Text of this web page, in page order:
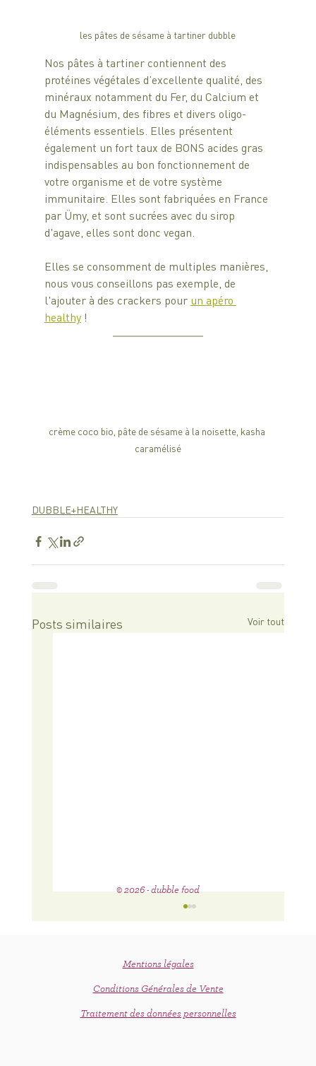
les pâtes de sésame à tartiner dubble
Nos pâtes à tartiner contiennent des
protéines végétales d’excellente qualité, des
minéraux notamment du Fer, du Calcium et
du Magnésium, des fibres et divers oligo-
éléments essentiels. Elles présentent
également un fort taux de BONS acides gras
indispensables au bon fonctionnement de
votre organisme et de votre système
immunitaire. Elles sont fabriquées en France
par Ümy, et sont sucrées avec du sirop
d'agave, elles sont donc vegan.
Elles se consomment de multiples manières,
nous vous conseillons pas exemple, de
l'ajouter à des crackers pour un apéro
healthy !
crème coco bio, pâte de sésame à la noisette, kasha
caramélisé
DUBBLE+HEALTHY
Posts similaires Voir tout
Mentions légales
Conditions Générales de Vente
© 2026 - dubble food
Traitement des données personnelles